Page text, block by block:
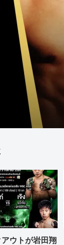
ウトが岩田翔